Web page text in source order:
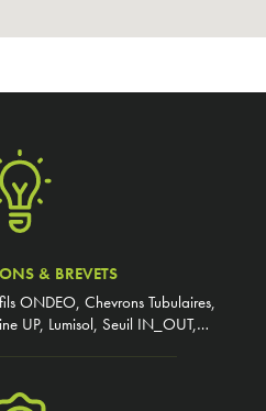
& BREVETS
ONDEO, Chevrons Tubulaires,
UP, Lumisol, Seuil IN_OUT,…